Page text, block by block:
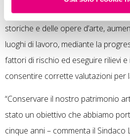
garantiscono la sicurezza e la
storiche e delle opere d’arte,
luoghi di lavoro, mediante la
fattori di rischio ed eseguire rilievi e
consentire corrette valutazioni per
“Conservare il nostro patrimonio
stato un obiettivo che abbiamo
cinque anni – commenta il Sindaco